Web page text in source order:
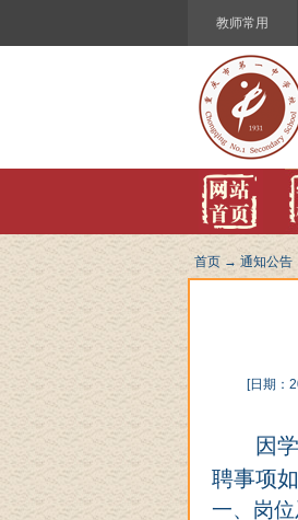
教师常用
首页 →通知公告
[日期：
因
聘事项如
一、岗